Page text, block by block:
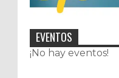
EVENTOS
¡No hay eventos!